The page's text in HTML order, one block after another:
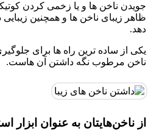
جویدن ناخن ها و یا زخمی کردن
ظاهر زیبای ناخن ها و همچنین
دهد.
یکی از ساده ترین راه ها برای
ناخن مرطوب نگه داشتن آن هاست.
از ناخن‌هایتان به عنوان ابزار